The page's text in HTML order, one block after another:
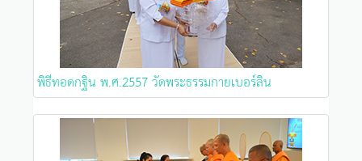
พิธีทอดกฐิน พ.ศ.2557 วัดพระธรรมกายเบอร์ลิน